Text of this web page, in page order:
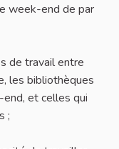
week-end de par
de travail entre
les bibliothèques
et celles qui
;